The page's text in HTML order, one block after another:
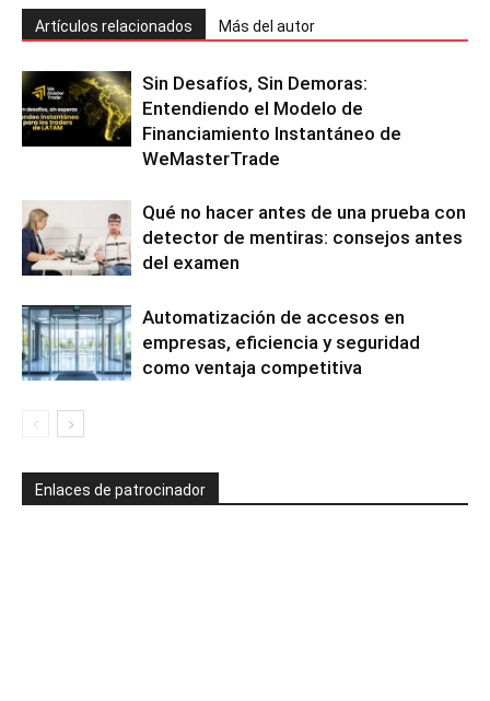
Artículos relacionados Más del autor
Sin Desafíos, Sin Demoras:
Entendiendo el Modelo de
Financiamiento Instantáneo de
WeMasterTrade
Qué no hacer antes de una prueba con
detector de mentiras: consejos antes
del examen
Automatización de accesos en
empresas, eficiencia y seguridad
como ventaja competitiva
Enlaces de patrocinador